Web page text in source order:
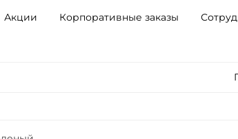
Акции Корпоративные заказы